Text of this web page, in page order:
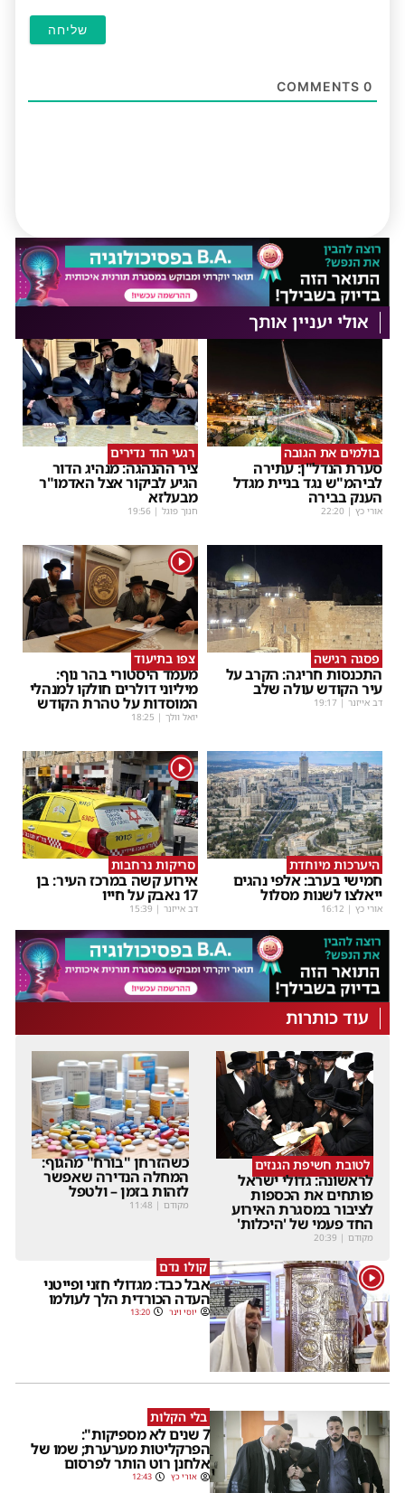
0
אולי יעניין אותך
בולמים את הגובה
סערת הנדל"ן: עתירה
לביהמ"ש נגד בניית מגדל
הענק בבירה
אורי כץ |
22:20
רגעי הוד נדירים
ציר ההנהגה: מנהיג הדור
הגיע לביקור אצל האדמו"ר
מבעלזא
חנוך פוגל |
19:56
פסגה רגישה
התכנסות חריגה: הקרב על
עיר הקודש עולה שלב
דב אייזנר |
19:17
1
צפו בתיעוד
מעמד היסטורי בהר נוף:
מיליוני דולרים חולקו למנהלי
המוסדות על טהרת הקודש
יואל וולך |
18:25
היערכות מיוחדת
חמישי בערב: אלפי נהגים
ייאלצו לשנות מסלול
אורי כץ |
16:12
1
סריקות נרחבות
אירוע קשה במרכז העיר: בן
17 נאבק על חייו
דב אייזנר |
15:39
עוד כותרות
לטובת חשיפת הגנזים
לראשונה: גדולי ישראל
פותחים את הכספות
לציבור במסגרת האירוע
החד פעמי של 'היכלות'
מקודם |
20:39
כשהזרחן "בורח" מהגוף:
המחלה הנדירה שאפשר
לזהות בזמן – ולטפל
מקודם |
11:48
1 קולו נדם
אבל כבד: מגדולי חזני ופייטני
העדה הכורדית הלך לעולמו
יוסי וינר 13:20
בלי הקלות
7 שנים לא מספיקות":
הפרקליטות מערערת; שמו של
אלחנן רוט הותר לפרסום
אורי כץ 12:43